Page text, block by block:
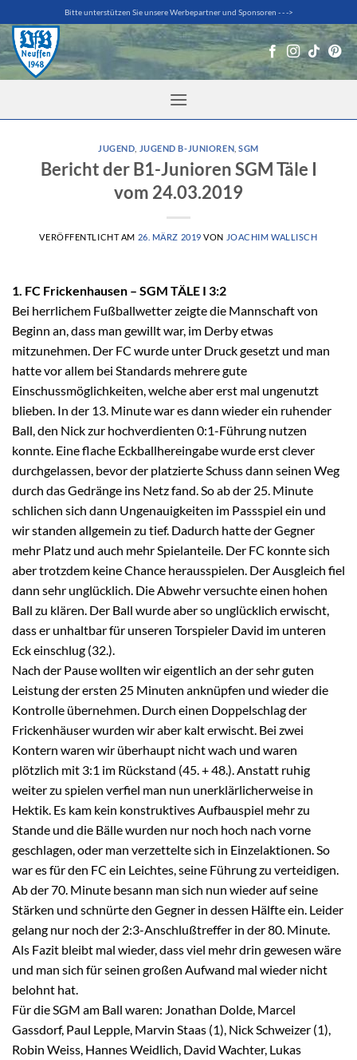
Inhalt
springen
Bitte unterstützen Sie unsere Werbepartner und Sponsoren - - ->
JUGEND JUGEND B-JUNIOREN ,SGM
Bericht der B1-Junioren SGM Täle I
vom 24.03.2019
VERÖFFENTLICHT AM 26. MÄRZ 2019 VON JOACHIM WALLISCH
1. FC Frickenhausen – SGM TÄLE I 3:2
Bei herrlichem Fußballwetter zeigte die Mannschaft von
Beginn an, dass man gewillt war, im Derby etwas
mitzunehmen. Der FC wurde unter Druck gesetzt und man
hatte vor allem bei Standards mehrere gute
Einschussmöglichkeiten, welche aber erst mal ungenutzt
blieben. In der 13. Minute war es dann wieder ein ruhender
Ball, den Nick zur hochverdienten 0:1-Führung nutzen
konnte. Eine flache Eckballhereingabe wurde erst clever
durchgelassen, bevor der platzierte Schuss dann seinen Weg
durch das Gedränge ins Netz fand. So ab der 25. Minute
schlichen sich dann Ungenauigkeiten im Passspiel ein und
wir standen allgemein zu tief. Dadurch hatte der Gegner
mehr Platz und auch mehr Spielanteile. Der FC konnte sich
aber trotzdem keine Chance herausspielen. Der Ausgleich fiel
dann sehr unglücklich. Die Abwehr versuchte einen hohen
Ball zu klären. Der Ball wurde aber so unglücklich erwischt,
dass er unhaltbar für unseren Torspieler David im unteren
Eck einschlug (32.).
Nach der Pause wollten wir eigentlich an der sehr guten
Leistung der ersten 25 Minuten anknüpfen und wieder die
Kontrolle übernehmen. Durch einen Doppelschlag der
Frickenhäuser wurden wir aber kalt erwischt. Bei zwei
Kontern waren wir überhaupt nicht wach und waren
plötzlich mit 3:1 im Rückstand (45. + 48.). Anstatt ruhig
weiter zu spielen verfiel man nun unerklärlicherweise in
Hektik. Es kam kein konstruktives Aufbauspiel mehr zu
Stande und die Bälle wurden nur noch hoch nach vorne
geschlagen, oder man verzettelte sich in Einzelaktionen. So
war es für den FC ein Leichtes, seine Führung zu verteidigen.
Ab der 70. Minute besann man sich nun wieder auf seine
Stärken und schnürte den Gegner in dessen Hälfte ein. Leider
gelang nur noch der 2:3-Anschlußtreffer in der 80. Minute.
Als Fazit bleibt mal wieder, dass viel mehr drin gewesen wäre
und man sich für seinen großen Aufwand mal wieder nicht
belohnt hat.
Für die SGM am Ball waren: Jonathan Dolde, Marcel
Gassdorf, Paul Lepple, Marvin Staas (1), Nick Schweizer (1),
Robin Weiss, Hannes Weidlich, David Wachter, Lukas